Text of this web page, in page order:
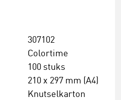
307102
Colortime
100 stuks
210 x 297 mm (A4)
Knutselkarton